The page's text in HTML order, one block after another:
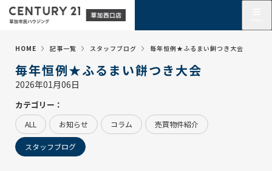
HOME 記事一覧 スタッフブログ 毎年恒例★ふるまい餅つき大会
毎年恒例★ふるまい餅つき大会
2026年01月06日
カテゴリー：
ALL お知らせ コラム 売買物件紹介
スタッフブログ